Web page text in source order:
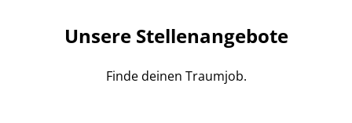
Unsere Stellenangebote
Finde deinen Traumjob.